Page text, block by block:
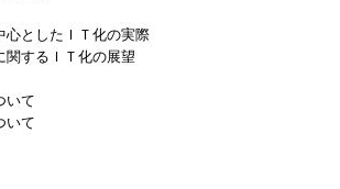
心としたＩＴ化の実際
関するＩＴ化の展望
いて
いて